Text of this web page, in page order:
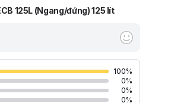
125L (Ngang/đứng) 125 lít
100%
0%
0%
0%